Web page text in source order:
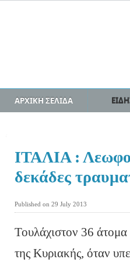
ΑΡΧΙΚΗ ΣΕΛΙΔΑ
ΙΤΑΛΙΑ :
δεκάδες
Published on 29 July 2013
Τουλάχιστον 36 άτομα
της Κυριακής, όταν